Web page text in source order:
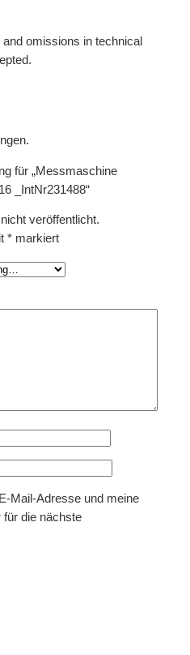
omissions in technical
für „Messmaschine
_IntNr231488“
veröffentlicht.
*markiert
Mail-Adresse und meine
die nächste